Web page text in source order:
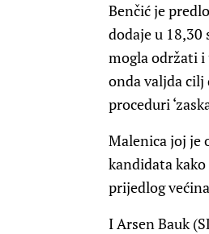
Benčić je
dodaje u 18,30
mogla održati i
onda valjda cilj
proceduri
Malenica joj je
kandidata
prijedlog
I Arsen Bauk